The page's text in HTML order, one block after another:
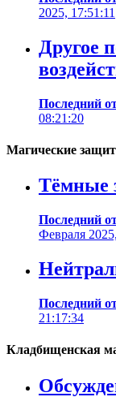
2025, 17:51:11
Другое
Последний
08:21:20
Магические
Тёмные
Последний
Февраля
Последний
21:17:34
Кладбищенская